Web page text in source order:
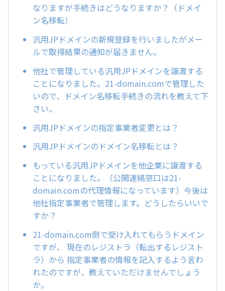
なりますが手続きはどうなりますか？（ドメイ
ン名移転）
汎用JPドメインの新規登録を行いましたがメー
ルで取得結果の通知が届きません。
他社で管理している汎用JPドメインを譲渡する
ことになりました。21-domain.comで管理した
いので、ドメイン名移転手続きの流れを教えて下
さい。
汎用JPドメインの指定事業者変更とは？
汎用JPドメインのドメイン名移転とは？
もっている汎用JPドメインを他企業に譲渡する
ことになりました。（公開連絡窓口は21-
domain.comの代理情報になっています）今後は
他社指定事業者で管理します。どうしたらいいで
すか？
21-domain.com側で受け入れてもらうドメイン
ですが、 現在のレジストラ（転出するレジスト
ラ）から 指定事業者の情報を記入するよう言わ
れたのですが、教えていただけませんでしょう
か。